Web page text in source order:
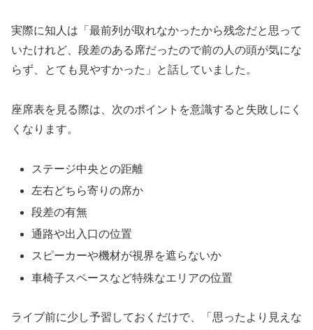
実際に知人は「最前列が取れなかったから残念だと思って
いたけれど、段差のある席だったので前の人の頭が気にな
らず、とても見やすかった」と話していました。
座席表を見る際は、次のポイントを意識すると失敗しにく
くなります。
ステージ中央との距離
左右どちら寄りの席か
段差の有無
通路や出入口の位置
スピーカーや機材が視界を遮らないか
車椅子スペースなど特殊なエリアの位置
ライブ前に少し予習しておくだけで、「思ったより見えな